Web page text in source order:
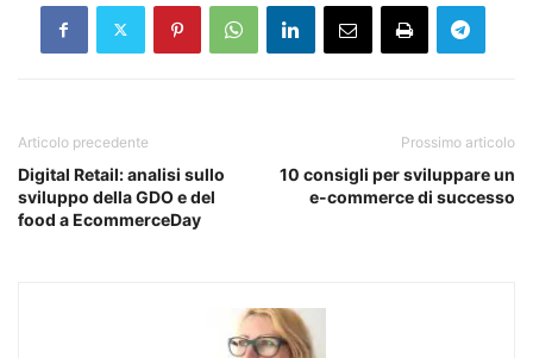
Articolo precedente
Digital Retail: analisi sullo
sviluppo della GDO e del
food a EcommerceDay
Prossimo articolo
10 consigli per sviluppare un
e-commerce di successo